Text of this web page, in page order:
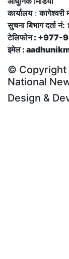
कार्यालय:कागेश्वरी
सुचना बिभाग दर्ता
टेलिफोन :
इमेल :
© Copyright
National
Design &